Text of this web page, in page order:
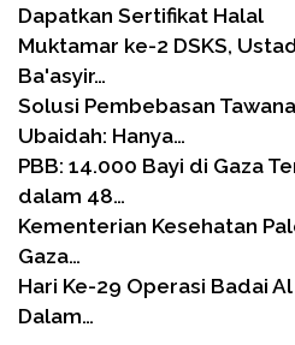
Dapatkan Sertifikat Halal
Muktamar ke-2 DSKS,
Ba'asyir…
Solusi Pembebasan
Ubaidah: Hanya…
PBB: 14.000 Bayi di Gaza
dalam 48…
Kementerian Kesehatan
Gaza…
Hari Ke-29 Operasi Badai
Dalam…